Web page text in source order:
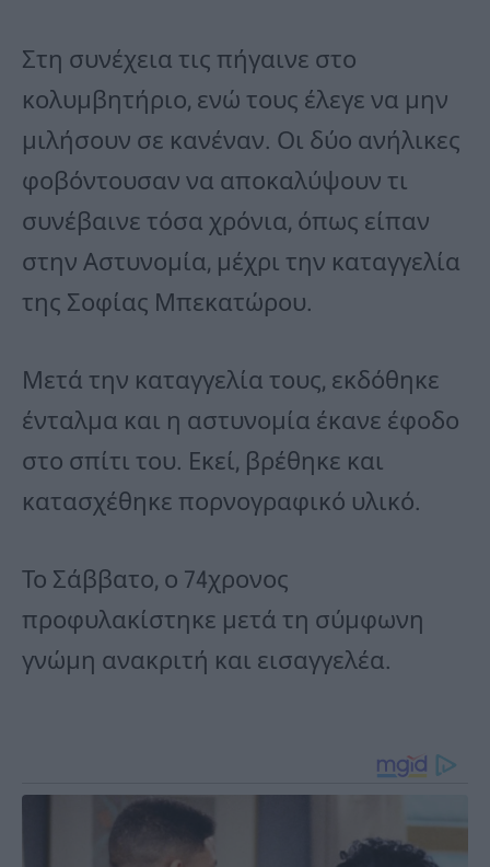
Στη συνέχεια τις πήγαινε στο
κολυμβητήριο, ενώ τους έλεγε να μην
μιλήσουν σε κανέναν. Οι δύο ανήλικες
φοβόντουσαν να αποκαλύψουν τι
συνέβαινε τόσα χρόνια, όπως είπαν
στην Αστυνομία, μέχρι την καταγγελία
της Σοφίας Μπεκατώρου.
Μετά την καταγγελία τους, εκδόθηκε
ένταλμα και η αστυνομία έκανε έφοδο
στο σπίτι του. Εκεί, βρέθηκε και
κατασχέθηκε πορνογραφικό υλικό.
Το Σάββατο, ο 74χρονος
προφυλακίστηκε μετά τη σύμφωνη
γνώμη ανακριτή και εισαγγελέα.